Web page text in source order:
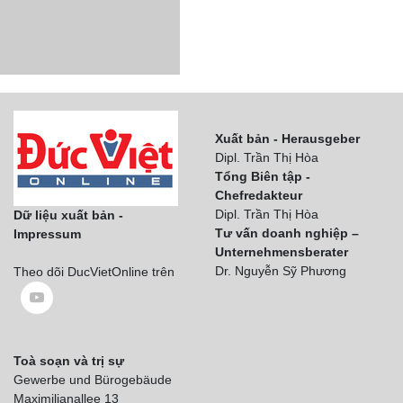
Dữ liệu xuất bản -
Impressum
Theo dõi DucVietOnline trên
Xuất bản - Herausgeber
Dipl. Trần Thị Hòa
Tổng Biên tập -
Chefredakteur
Dipl. Trần Thị Hòa
Tư vấn doanh nghiệp –
Unternehmensberater
Dr. Nguyễn Sỹ Phương
Toà soạn và trị sự
Gewerbe und Bürogebäude
Maximilianallee 13